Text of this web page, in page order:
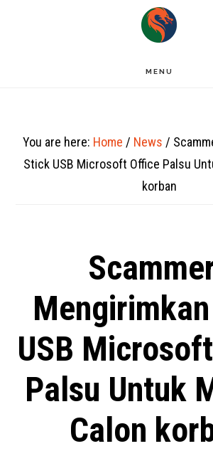
MENU
You are here: Home / News /
Stick USB Microsoft Office Palsu
korban
USB
Palsu Untuk
Calon